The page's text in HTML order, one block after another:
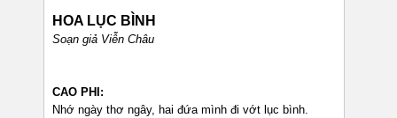
HOA LỤC BÌNH
Soạn giả Viễn Châu
CAO PHI:
Nhớ ngày thơ ngây, hai đứa mình đi vớt lục bình.